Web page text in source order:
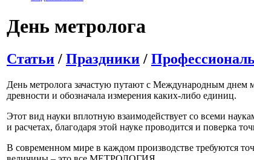
День метролога
Статьи / Праздники /
День метролога зачастую путают с Международным днем
древности и обозначала измерения каких-либо единиц.
Этот вид науки вплотную взаимодействует со всеми
и расчетах, благодаря этой науке проводится и поверка
В современном мире в каждом производстве требуются